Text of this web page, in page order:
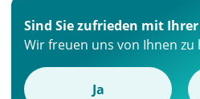
Sind Sie zufrieden mit Ihrer
Wir freuen uns von Ihnen zu
Ja